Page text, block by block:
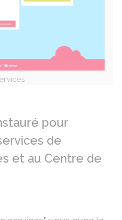
pour
de
et au Centre de